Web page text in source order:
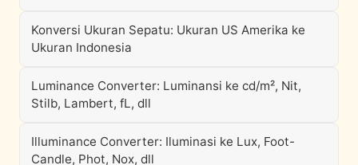
Konversi Ukuran Sepatu: Ukuran US Amerika ke
Ukuran Indonesia
Luminance Converter: Luminansi ke cd/m², Nit,
Stilb, Lambert, fL, dll
Illuminance Converter: Iluminasi ke Lux, Foot-
Candle, Phot, Nox, dll